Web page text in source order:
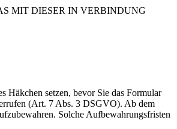
MIT DIESER IN VERBINDUNG
Häkchen setzen, bevor Sie das Formular
(Art. 7 Abs. 3 DSGVO). Ab dem
Solche Aufbewahrungsfristen